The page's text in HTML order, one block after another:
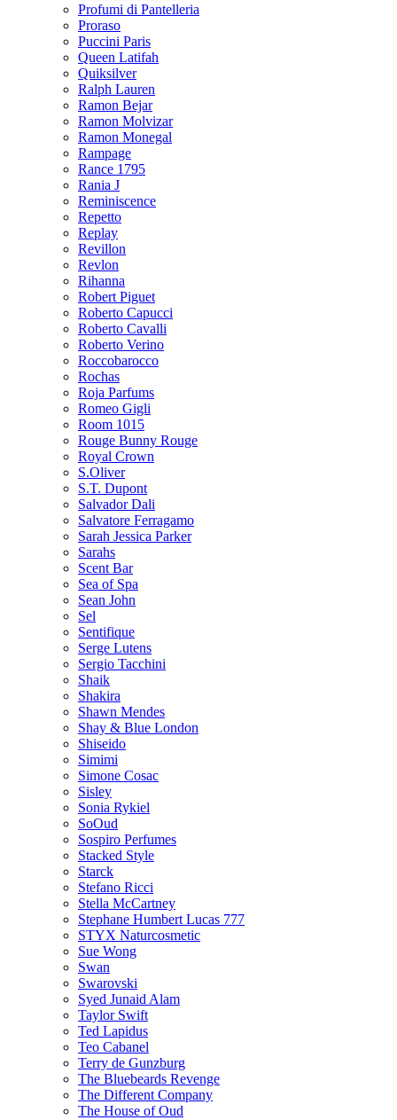
Profumi di Pantelleria
Proraso
Puccini Paris
Queen Latifah
Quiksilver
Ralph Lauren
Ramon Bejar
Ramon Molvizar
Ramon Monegal
Rampage
Rance 1795
Rania J
Reminiscence
Repetto
Replay
Revillon
Revlon
Rihanna
Robert Piguet
Roberto Capucci
Roberto Cavalli
Roberto Verino
Roccobarocco
Rochas
Roja Parfums
Romeo Gigli
Room 1015
Rouge Bunny Rouge
Royal Crown
S.Oliver
S.T. Dupont
Salvador Dali
Salvatore Ferragamo
Sarah Jessica Parker
Sarahs
Scent Bar
Sea of Spa
Sean John
Sel
Sentifique
Serge Lutens
Sergio Tacchini
Shaik
Shakira
Shawn Mendes
Shay & Blue London
Shiseido
Simimi
Simone Cosac
Sisley
Sonia Rykiel
SoOud
Sospiro Perfumes
Stacked Style
Starck
Stefano Ricci
Stella McCartney
Stephane Humbert Lucas 777
STYX Naturсosmetic
Sue Wong
Swan
Swarovski
Syed Junaid Alam
Taylor Swift
Ted Lapidus
Teo Cabanel
Terry de Gunzburg
The Bluebeards Revenge
The Different Company
The House of Oud